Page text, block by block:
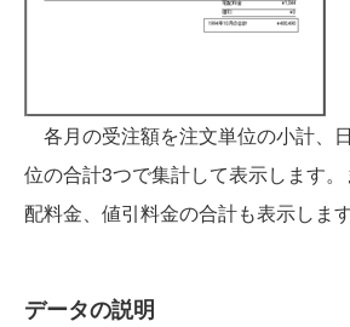
各月の受注額を注文単位の小計、
位の合計3つで集計して表示します
配料金、値引料金の合計も表示します
データの説明